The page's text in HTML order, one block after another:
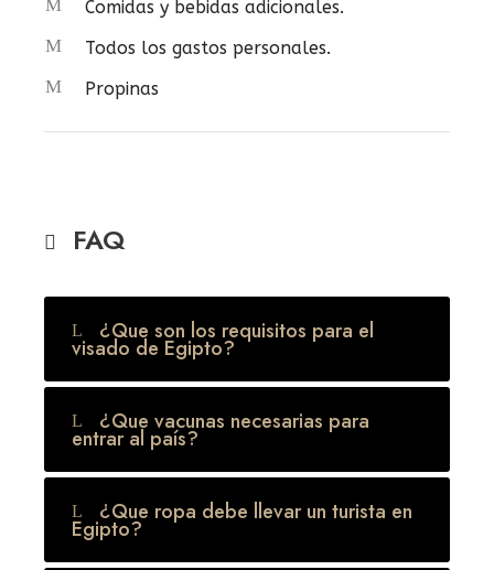
Comidas y bebidas adicionales.
Todos los gastos personales.
Propinas
FAQ
¿Que son los requisitos para el
visado de Egipto?
¿Que vacunas necesarias para
entrar al país?
¿Que ropa debe llevar un turista en
Egipto?